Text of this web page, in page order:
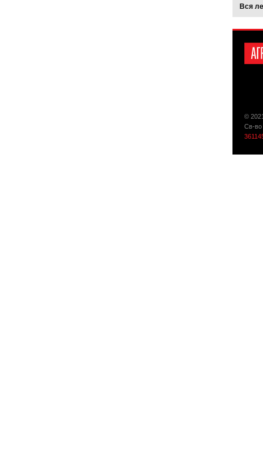
Вся
©
Св-во